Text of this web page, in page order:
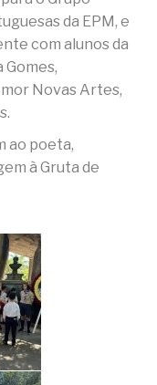
da EPM, e
com alunos da
Gomes,
Novas Artes,
ao poeta,
à Gruta de